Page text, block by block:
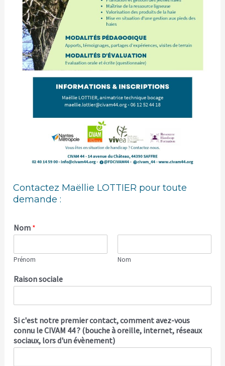
Contactez Maëllie LOTTIER pour toute
demande :
Nom *
Prénom Nom
Raison sociale
Si c'est notre premier contact, comment avez-vous
connu le CIVAM 44 ? (bouche à oreille, internet, réseaux
sociaux, lors d'un évènement)